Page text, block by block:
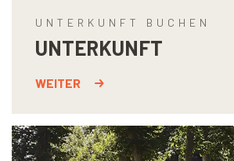
UNTERKUNFT BUCHEN
UNTERKUNFT
WEITER